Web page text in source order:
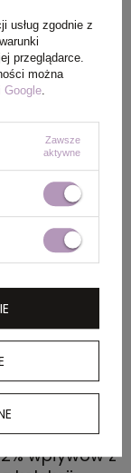
okrągły
do
wpływów z
usług zgodnie z
przeglądarce.
można
Google.
Zawsze
aktywne